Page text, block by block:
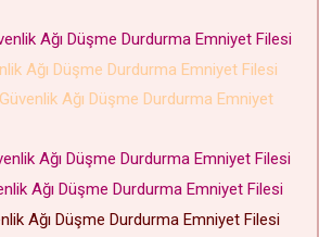
Ağı Düşme Durdurma Emniyet Filesi
Ağı Düşme Durdurma Emniyet Filesi
Ağı Düşme Durdurma Emniyet
Ağı Düşme Durdurma Emniyet Filesi
Ağı Düşme Durdurma Emniyet Filesi
Ağı Düşme Durdurma Emniyet Filesi